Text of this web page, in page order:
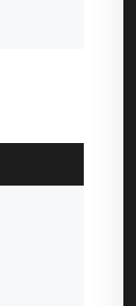
mail :
Vous avez
auprès